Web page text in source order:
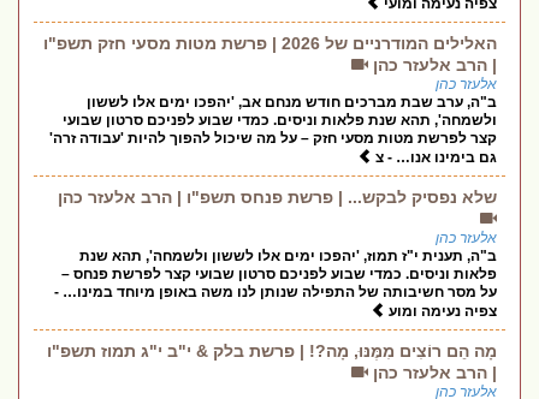
צפיה נעימה ומועי
האלילים המודרניים של 2026 | פרשת מטות מסעי חזק תשפ"ו
| הרב אלעזר כהן
אלעזר כהן
ב"ה, ערב שבת מברכים חודש מנחם אב, 'יהפכו ימים אלו לששון
ולשמחה', תהא שנת פלאות וניסים. כמדי שבוע לפניכם סרטון שבועי
קצר לפרשת מטות מסעי חזק – על מה שיכול להפוך להיות 'עבודה זרה'
גם בימינו אנו… - צ
שלא נפסיק לבקש... | פרשת פנחס תשפ"ו | הרב אלעזר כהן
אלעזר כהן
ב"ה, תענית י"ז תמוז, 'יהפכו ימים אלו לששון ולשמחה', תהא שנת
פלאות וניסים. כמדי שבוע לפניכם סרטון שבועי קצר לפרשת פנחס –
על מסר חשיבותה של התפילה שנותן לנו משה באופן מיוחד במינו… -
צפיה נעימה ומוע
מָה הֵם רוֹצִים מִמֶּנּוּ, מָה?! | פרשת בלק & י"ב י"ג תמוז תשפ"ו
| הרב אלעזר כהן
אלעזר כהן